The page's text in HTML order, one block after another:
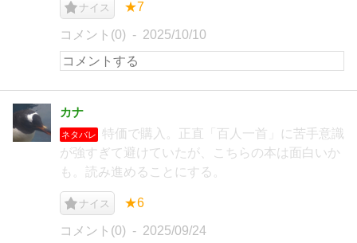
ナイス ★7
コメント(0) 2025/10/10
カナ
ネタバレ
特価で購入。正直「百人一首」に苦手意識
が強すぎて避けていたが、こちらの本は面白いか
も。読み進めることにする。
ナイス ★6
コメント(0) 2025/09/24